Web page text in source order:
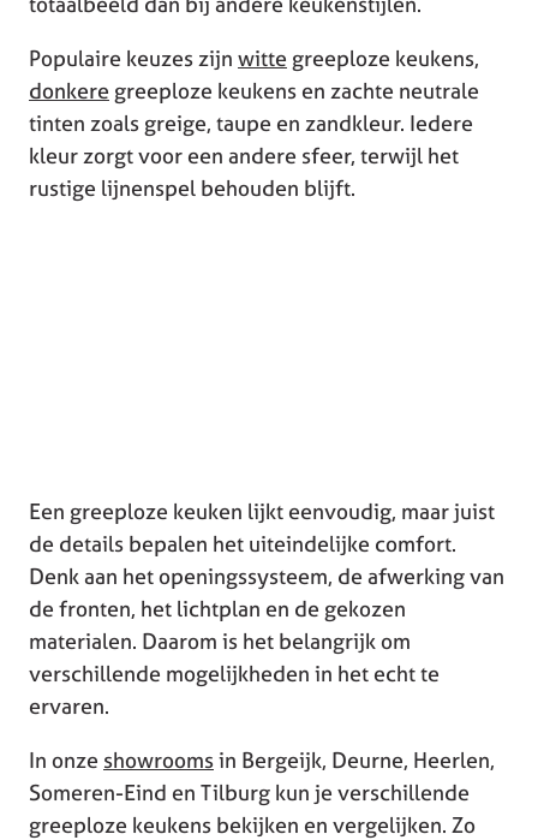
Populaire keuzes zijn witte greeploze keukens,
donkere greeploze keukens en zachte neutrale
tinten zoals greige, taupe en zandkleur. Iedere
kleur zorgt voor een andere sfeer, terwijl het
rustige lijnenspel behouden blijft.
Een greeploze keuken lijkt eenvoudig, maar juist
de details bepalen het uiteindelijke comfort.
Denk aan het openingssysteem, de afwerking van
de fronten, het lichtplan en de gekozen
materialen. Daarom is het belangrijk om
verschillende mogelijkheden in het echt te
ervaren.
In onze showroomsin Bergeijk, Deurne, Heerlen,
Someren-Eind en Tilburg kun je verschillende
greeploze keukens bekijken en vergelijken. Zo